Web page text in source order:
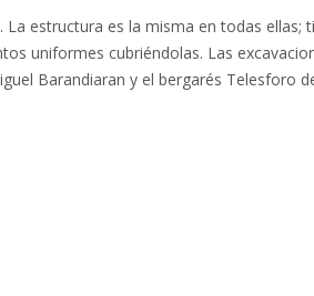
estructura es la misma en todas ellas;
uniformes cubriéndolas. Las
Barandiaran y el bergarés Telesforo